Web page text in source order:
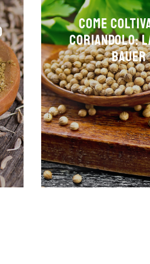
Come
Coriandolo:
Bauer